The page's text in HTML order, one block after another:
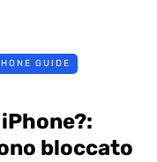
GUIDE
bloccato